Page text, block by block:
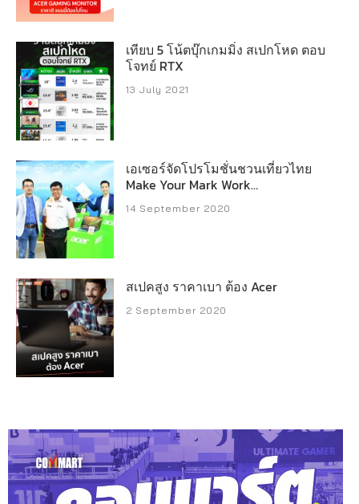
เทียบ 5 โน้ตบุ๊กเกมมิ่ง สเปกโหด ตอบ
โจทย์ RTX
13 July 2021
เอเซอร์จัดโปรโมชั่นชวนเที่ยวไทย
Make Your Mark Work
14 September 2020
สเปคสูง ราคาเบา ต้อง Acer
2 September 2020